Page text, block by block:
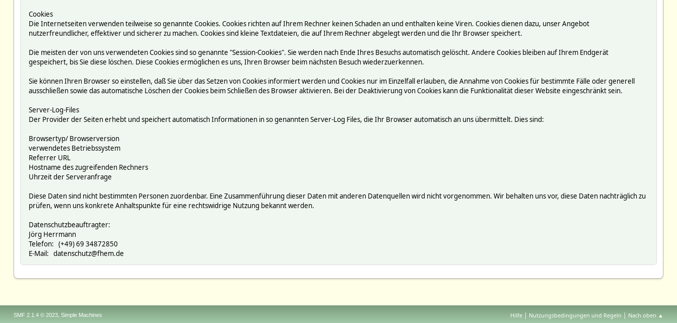
Cookies
Die Internetseiten verwenden teilweise so genannte Cookies. Cookies richten auf Ihrem Rechner keinen Schaden an und enthalten keine Viren. Cookies dienen dazu, unser Angebot
nutzerfreundlicher, effektiver und sicherer zu machen. Cookies sind kleine Textdateien, die auf Ihrem Rechner abgelegt werden und die Ihr Browser speichert.
Die meisten der von uns verwendeten Cookies sind so genannte "Session-Cookies". Sie werden nach Ende Ihres Besuchs automatisch gelöscht. Andere Cookies bleiben auf Ihrem Endgerät
gespeichert, bis Sie diese löschen. Diese Cookies ermöglichen es uns, Ihren Browser beim nächsten Besuch wiederzuerkennen.
Sie können Ihren Browser so einstellen, daß Sie über das Setzen von Cookies informiert werden und Cookies nur im Einzelfall erlauben, die Annahme von Cookies für bestimmte Fälle oder generell
ausschließen sowie das automatische Löschen der Cookies beim Schließen des Browser aktivieren. Bei der Deaktivierung von Cookies kann die Funktionalität dieser Website eingeschränkt sein.
Server-Log-Files
Der Provider der Seiten erhebt und speichert automatisch Informationen in so genannten Server-Log Files, die Ihr Browser automatisch an uns übermittelt. Dies sind:
Browsertyp/ Browserversion
verwendetes Betriebssystem
Referrer URL
Hostname des zugreifenden Rechners
Uhrzeit der Serveranfrage
Diese Daten sind nicht bestimmten Personen zuordenbar. Eine Zusammenführung dieser Daten mit anderen Datenquellen wird nicht vorgenommen. Wir behalten uns vor, diese Daten nachträglich zu
prüfen, wenn uns konkrete Anhaltspunkte für eine rechtswidrige Nutzung bekannt werden.
Datenschutzbeauftragter:
Jörg Herrmann
Telefon: (+49) 69 34872850
E-Mail: datenschutz@fhem.de
Hilfe | Nutzungsbedingungen und Regeln | Nach oben ▲
SMF 2.1.4 © 2023, Simple Machines